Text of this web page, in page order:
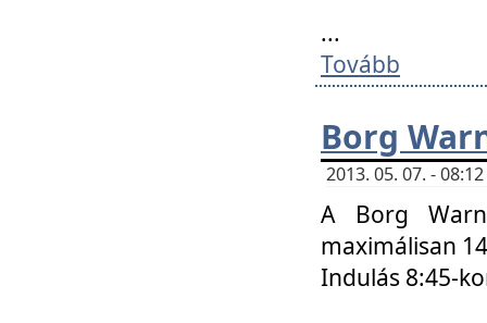
...
Tovább
Borg
2013. 05. 07. -
A Borg
maximálisan
Indulás 8:45-